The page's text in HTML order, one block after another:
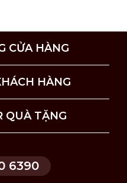
CỬA HÀNG
HÀNG
QUÀ TẶNG
6390